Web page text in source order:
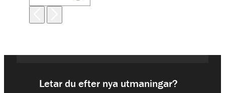
Letar du efter nya utmaningar?